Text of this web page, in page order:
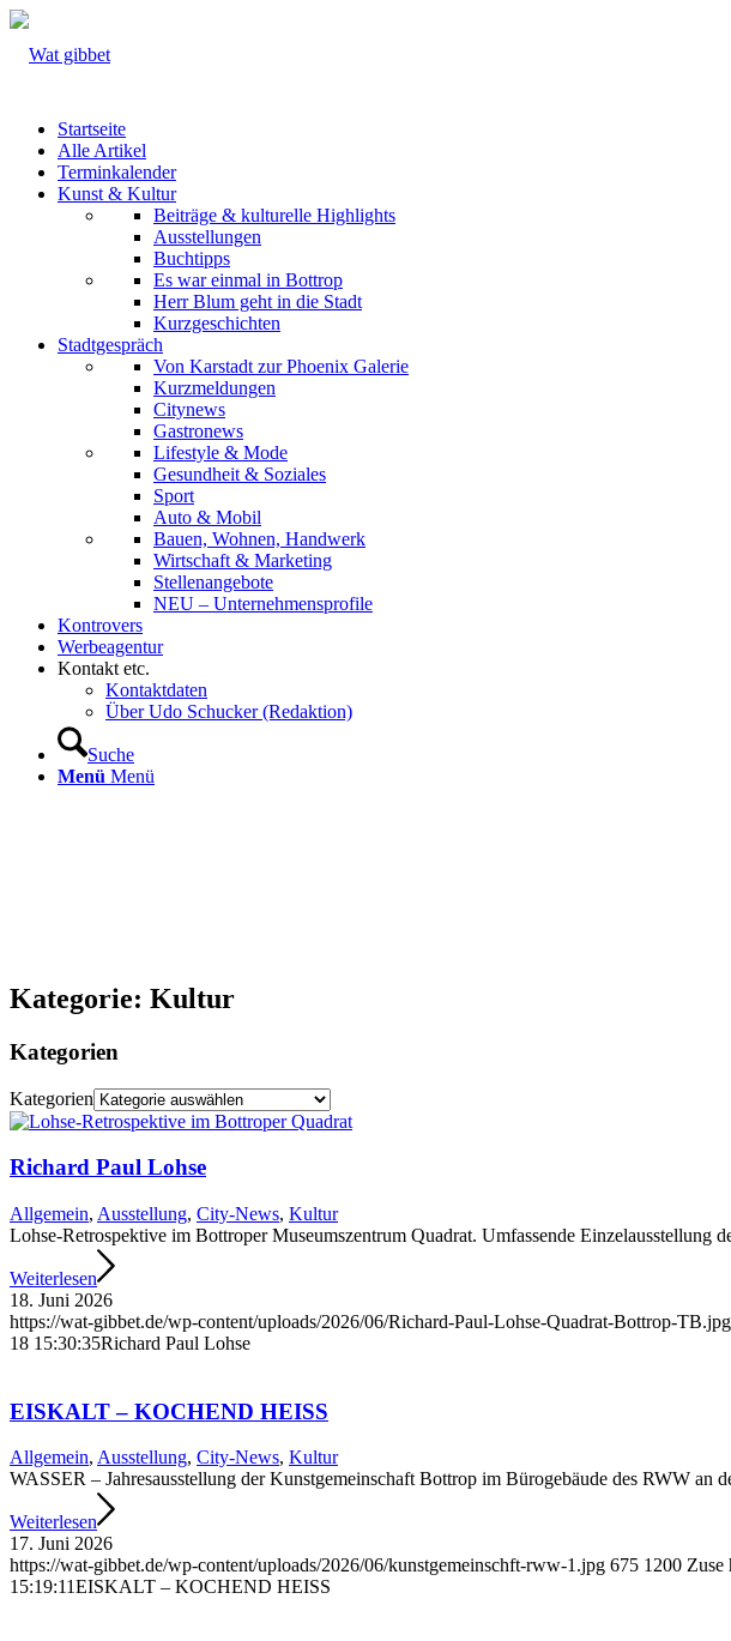
Startseite
Alle Artikel
Terminkalender
Kunst & Kultur
Beiträge & kulturelle Highlights
Ausstellungen
Buchtipps
Es war einmal in Bottrop
Herr Blum geht in die Stadt
Kurzgeschichten
Stadtgespräch
Von Karstadt zur Phoenix Galerie
Kurzmeldungen
Citynews
Gastronews
Lifestyle & Mode
Gesundheit & Soziales
Sport
Auto & Mobil
Bauen, Wohnen, Handwerk
Wirtschaft & Marketing
Stellenangebote
NEU – Unternehmens­profile
Kontrovers
Werbeagentur
Kontakt etc.
Kontaktdaten
Über Udo Schucker (Redaktion)
Suche
Menü Menü
Kategorie: Kultur
Kategorien
Kategorien
Richard Paul Lohse
Allgemein, Ausstellung, City-News, Kultur
Lohse-Retrospektive im Bottroper Museums­zentrum Quadrat. Umfassende Einzelausstellung
Weiterlesen
18. Juni 2026
https://wat-gibbet.de/wp-content/uploads/2026/06/Richard-Paul-Lohse-Quadrat-Bottrop-TB.jpg
18 15:30:35Richard Paul Lohse
EISKALT – KOCHEND HEISS
Allgemein, Ausstellung, City-News, Kultur
WASSER – Jahresausstellung der Kunstgemeinschaft Bottrop im Bürogebäude des RWW an
Weiterlesen
17. Juni 2026
https://wat-gibbet.de/wp-content/uploads/2026/06/kunstgemeinschft-rww-1.jpg 675 1200 Zuse
15:19:11EISKALT – KOCHEND HEISS